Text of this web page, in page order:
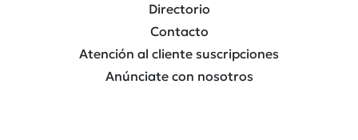
Directorio
Contacto
Atención al cliente suscripciones
Anúnciate con nosotros